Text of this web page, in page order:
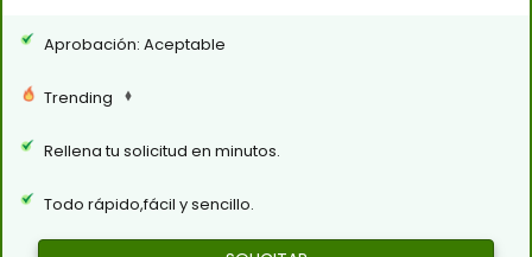
Aprobación: Aceptable
Trending
Rellena tu solicitud en minutos.
Todo rápido,fácil y sencillo.